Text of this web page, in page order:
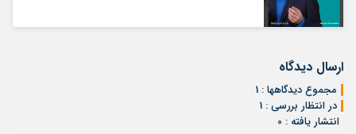
ارسال دیدگاه
مجموع دیدگاهها : 1
در انتظار بررسی : 1
انتشار یافته : 0